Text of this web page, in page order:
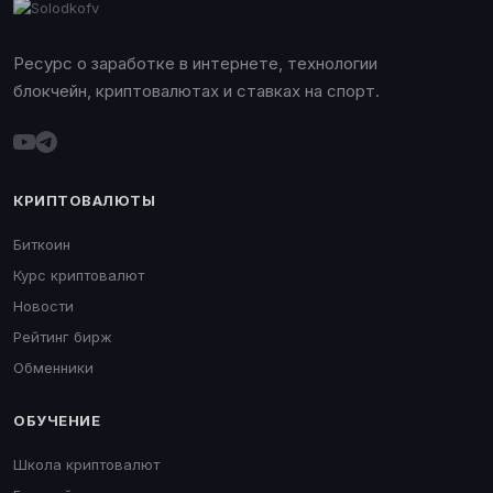
Ресурс о заработке в интернете, технологии
блокчейн, криптовалютах и ставках на спорт.
КРИПТОВАЛЮТЫ
Биткоин
Курс криптовалют
Новости
Рейтинг бирж
Обменники
ОБУЧЕНИЕ
Школа криптовалют